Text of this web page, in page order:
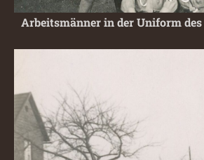
Arbeitsmänner in der Uniform